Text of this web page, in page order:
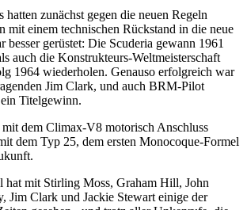
hatten zunächst gegen die neuen Regeln
mit einem technischen Rückstand in die neue
besser gerüstet: Die Scuderia gewann 1961
auch die Konstrukteurs-Weltmeisterschaft
1964 wiederholen. Genauso erfolgreich war
Jim Clark, und auch BRM-Pilot
Titelgewinn.
dem Climax-V8 motorisch Anschluss
dem Typ 25, dem ersten Monocoque-Formel
hat mit Stirling Moss, Graham Hill, John
Jim Clark und Jackie Stewart einige der